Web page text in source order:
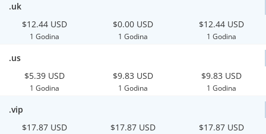
.uk
$12.44 USD
1 Godina
$0.00 USD
1 Godina
$12.44 USD
1 Godina
.us
$5.39 USD
1 Godina
$9.83 USD
1 Godina
$9.83 USD
1 Godina
.vip
$17.87 USD
$17.87 USD $17.87 USD